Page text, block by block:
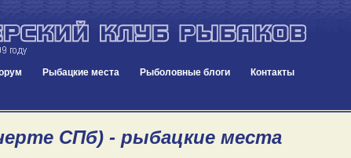
Рыбацкие места Рыболовные блоги Контакты
СПб) - рыбацкие места